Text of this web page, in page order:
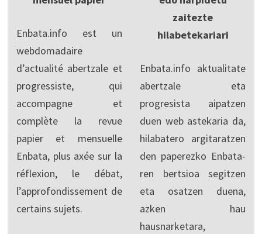
Enbata.info est un
webdomadaire
d’actualité abertzale et
progressiste, qui
accompagne et
complète la revue
papier et mensuelle
Enbata, plus axée sur la
réflexion, le débat,
l’approfondissement de
certains sujets.
zaitezte
hilabetekariari
Enbata.info aktualitate
abertzale eta
progresista aipatzen
duen web astekaria da,
hilabatero argitaratzen
den paperezko Enbata-
ren bertsioa segitzen
eta osatzen duena,
azken hau
hausnarketara,